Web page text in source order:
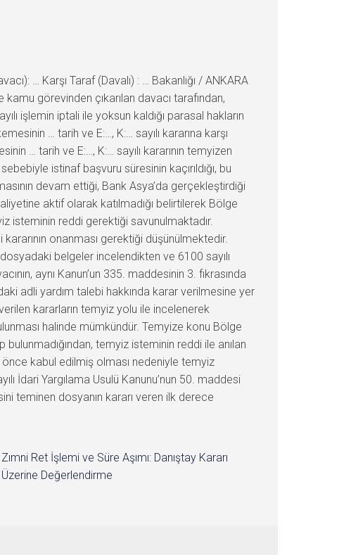
… Karşı Taraf (Davalı) : … Bakanlığı / ANKARA
görevinden çıkarılan davacı tarafından,
işlemin iptali ile yoksun kaldığı parasal hakların
… tarih ve E:…, K:… sayılı kararına karşı
… tarih ve E:…, K:… sayılı kararının temyizen
istinaf başvuru süresinin kaçırıldığı, bu
devam ettiği, Bank Asya’da gerçekleştirdiği
aktif olarak katılmadığı belirtilerek Bölge
isteminin reddi gerektiği savunulmaktadır.
onanması gerektiği düşünülmektedir.
belgeler incelendikten ve 6100 sayılı
aynı Kanun’un 335. maddesinin 3. fıkrasında
adli yardım talebi hakkında karar verilmesine yer
kararların temyiz yolu ile incelenerek
halinde mümkündür. Temyize konu Bölge
temyiz isteminin reddi ile anılan
önce kabul edilmiş olması nedeniyle temyiz
İdari Yargılama Usulü Kanunu’nun 50. maddesi
teminen dosyanın kararı veren ilk derece
Zımni Ret İşlemi ve Süre Aşımı: Danıştay Kararı
Üzerine Değerlendirme